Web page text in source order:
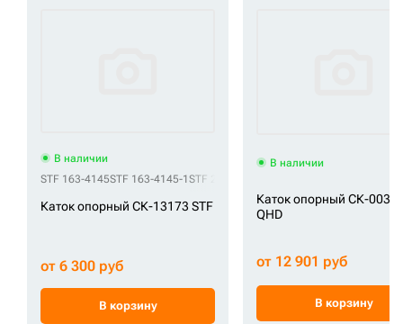
В наличии
STF 163-4145STF 163-4145-1 STF 2-1267
Каток опорный СК-13173 STF
от 6 300 руб
В корзину
В наличии
Каток опорный СК-
QHD
от 12 901 руб
В корзину